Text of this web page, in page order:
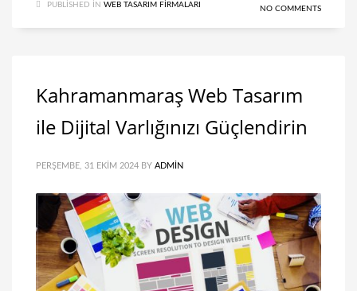
PUBLISHED IN WEB TASARIM FIRMALARI NO COMMENTS
Kahramanmaraş Web Tasarım
ile Dijital Varlığınızı Güçlendirin
PERŞEMBE, 31 EKIM 2024 BY ADMIN